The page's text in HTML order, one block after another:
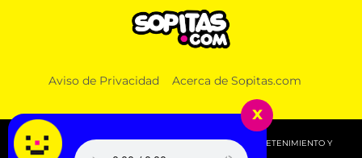
Aviso de Privacidad Acerca de Sopitas.com
© 2026 SOPITAS.COM - MÚSICA, NOTICIAS, DEPORTES, ENTRETENIMIENTO Y
x